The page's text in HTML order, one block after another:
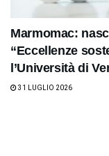
Marmomac:
“Eccellenze
l’Università di
31 LUGLIO 2026